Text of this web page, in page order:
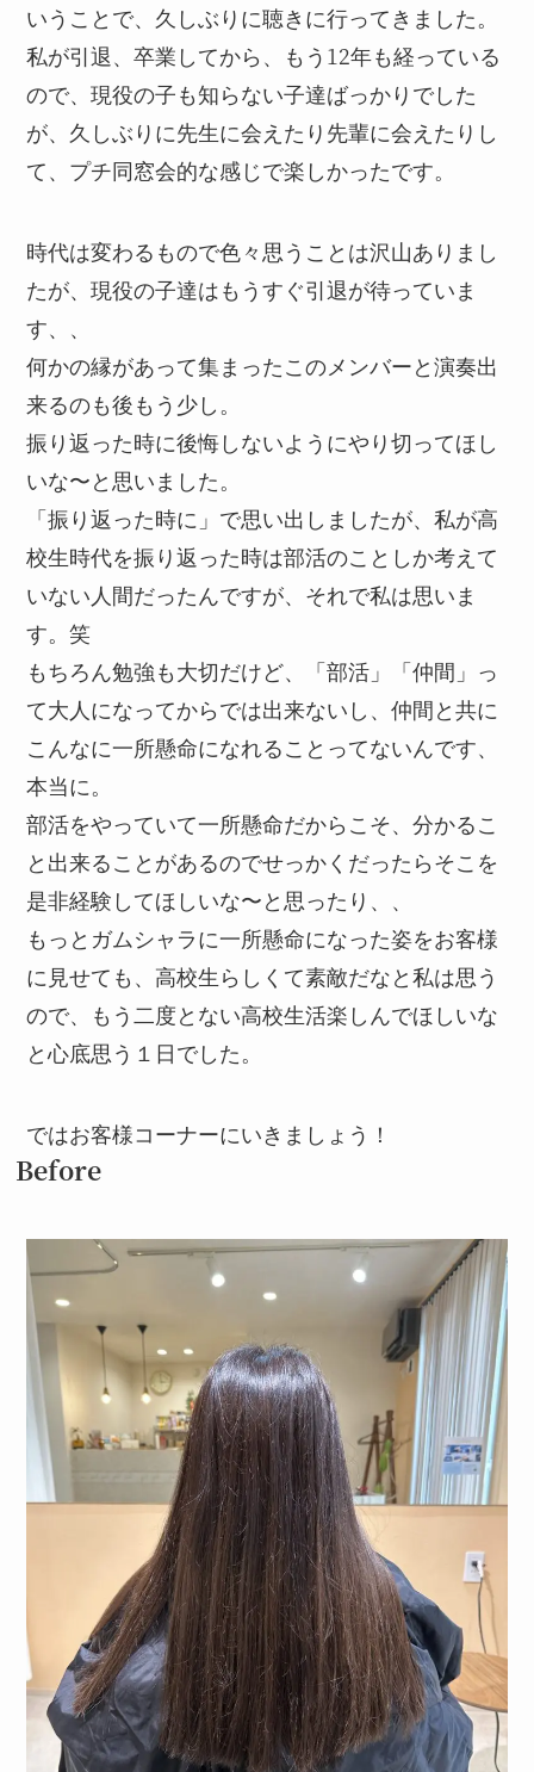
いうことで、久しぶりに聴きに行ってきました。
私が引退、卒業してから、もう12年も経っている
ので、現役の子も知らない子達ばっかりでした
が、久しぶりに先生に会えたり先輩に会えたりし
て、プチ同窓会的な感じで楽しかったです。
時代は変わるもので色々思うことは沢山ありまし
たが、現役の子達はもうすぐ引退が待っていま
す、、
何かの縁があって集まったこのメンバーと演奏出
来るのも後もう少し。
振り返った時に後悔しないようにやり切ってほし
いな〜と思いました。
「振り返った時に」で思い出しましたが、私が高
校生時代を振り返った時は部活のことしか考えて
いない人間だったんですが、それで私は思いま
す。笑
もちろん勉強も大切だけど、「部活」「仲間」っ
て大人になってからでは出来ないし、仲間と共に
こんなに一所懸命になれることってないんです、
本当に。
部活をやっていて一所懸命だからこそ、分かるこ
と出来ることがあるのでせっかくだったらそこを
是非経験してほしいな〜と思ったり、、
もっとガムシャラに一所懸命になった姿をお客様
に見せても、高校生らしくて素敵だなと私は思う
ので、もう二度とない高校生活楽しんでほしいな
と心底思う１日でした。
ではお客様コーナーにいきましょう！
Before